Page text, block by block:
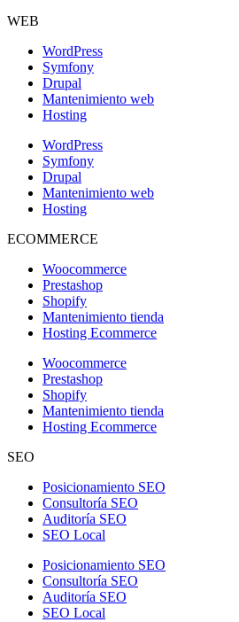
WEB
WordPress
Symfony
Drupal
Mantenimiento web
Hosting
WordPress
Symfony
Drupal
Mantenimiento web
Hosting
ECOMMERCE
Woocommerce
Prestashop
Shopify
Mantenimiento tienda
Hosting Ecommerce
Woocommerce
Prestashop
Shopify
Mantenimiento tienda
Hosting Ecommerce
SEO
Posicionamiento SEO
Consultoría SEO
Auditoría SEO
SEO Local
Posicionamiento SEO
Consultoría SEO
Auditoría SEO
SEO Local